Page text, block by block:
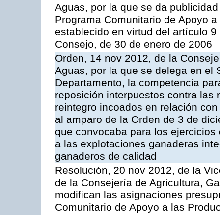
Aguas, por la que se da
Programa Comunitario de Apoyo
establecido en virtud del artículo
Consejo, de 30 de enero de 2006
Orden, 14 nov 2012, de la
Aguas, por la que se delega en el
Departamento, la competencia
reposición interpuestos contra las
reintegro incoados en relación
al amparo de la Orden de 3 de
que convocaba para los
a las explotaciones ganaderas
ganaderos de calidad
Resolución, 20 nov 2012, de la
de la Consejería de Agricultura,
modifican las asignaciones
Comunitario de Apoyo a las